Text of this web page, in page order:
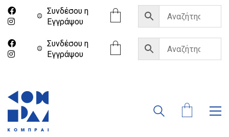
Συνδέσου η
Eγγράψου
Συνδέσου η
Eγγράψου